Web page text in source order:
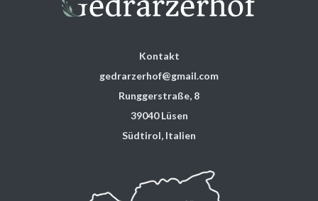
Kontakt
gedrarzerhof@gmail.com
Runggerstraße, 8
39040 Lüsen
Südtirol, Italien